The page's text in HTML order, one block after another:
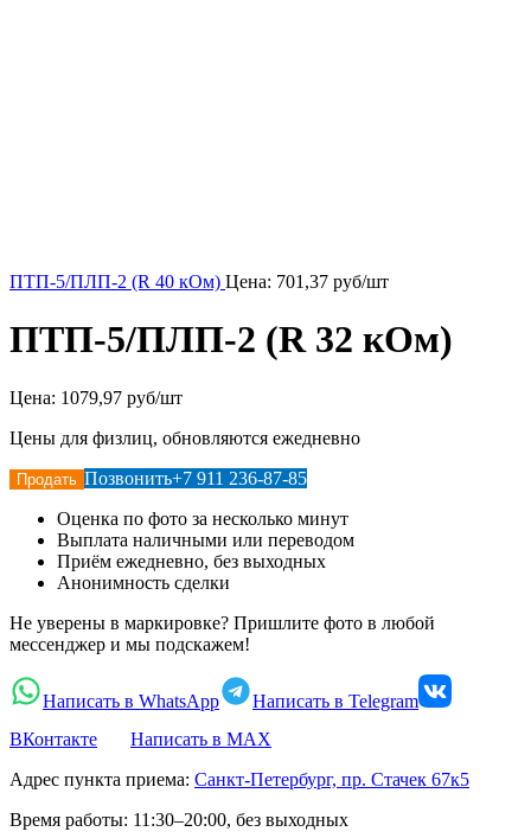
ПТП-5/ПЛП-2 (R 40 кОм) Цена: 701,37 руб/шт
ПТП-5/ПЛП-2 (R 32 кОм)
Цена: 1079,97 руб/шт
Цены для физлиц, обновляются ежедневно
Продать Позвонить+7 911 236-87-85
Оценка по фото за несколько минут
Выплата наличными или переводом
Приём ежедневно, без выходных
Анонимность сделки
Не уверены в маркировке? Пришлите фото в любой
мессенджер и мы подскажем!
Написать в WhatsApp
Написать в Telegram
ВКонтакте
Написать в MAX
Адрес пункта приема: Санкт-Петербург, пр. Стачек 67к5
Время работы: 11:30–20:00, без выходных